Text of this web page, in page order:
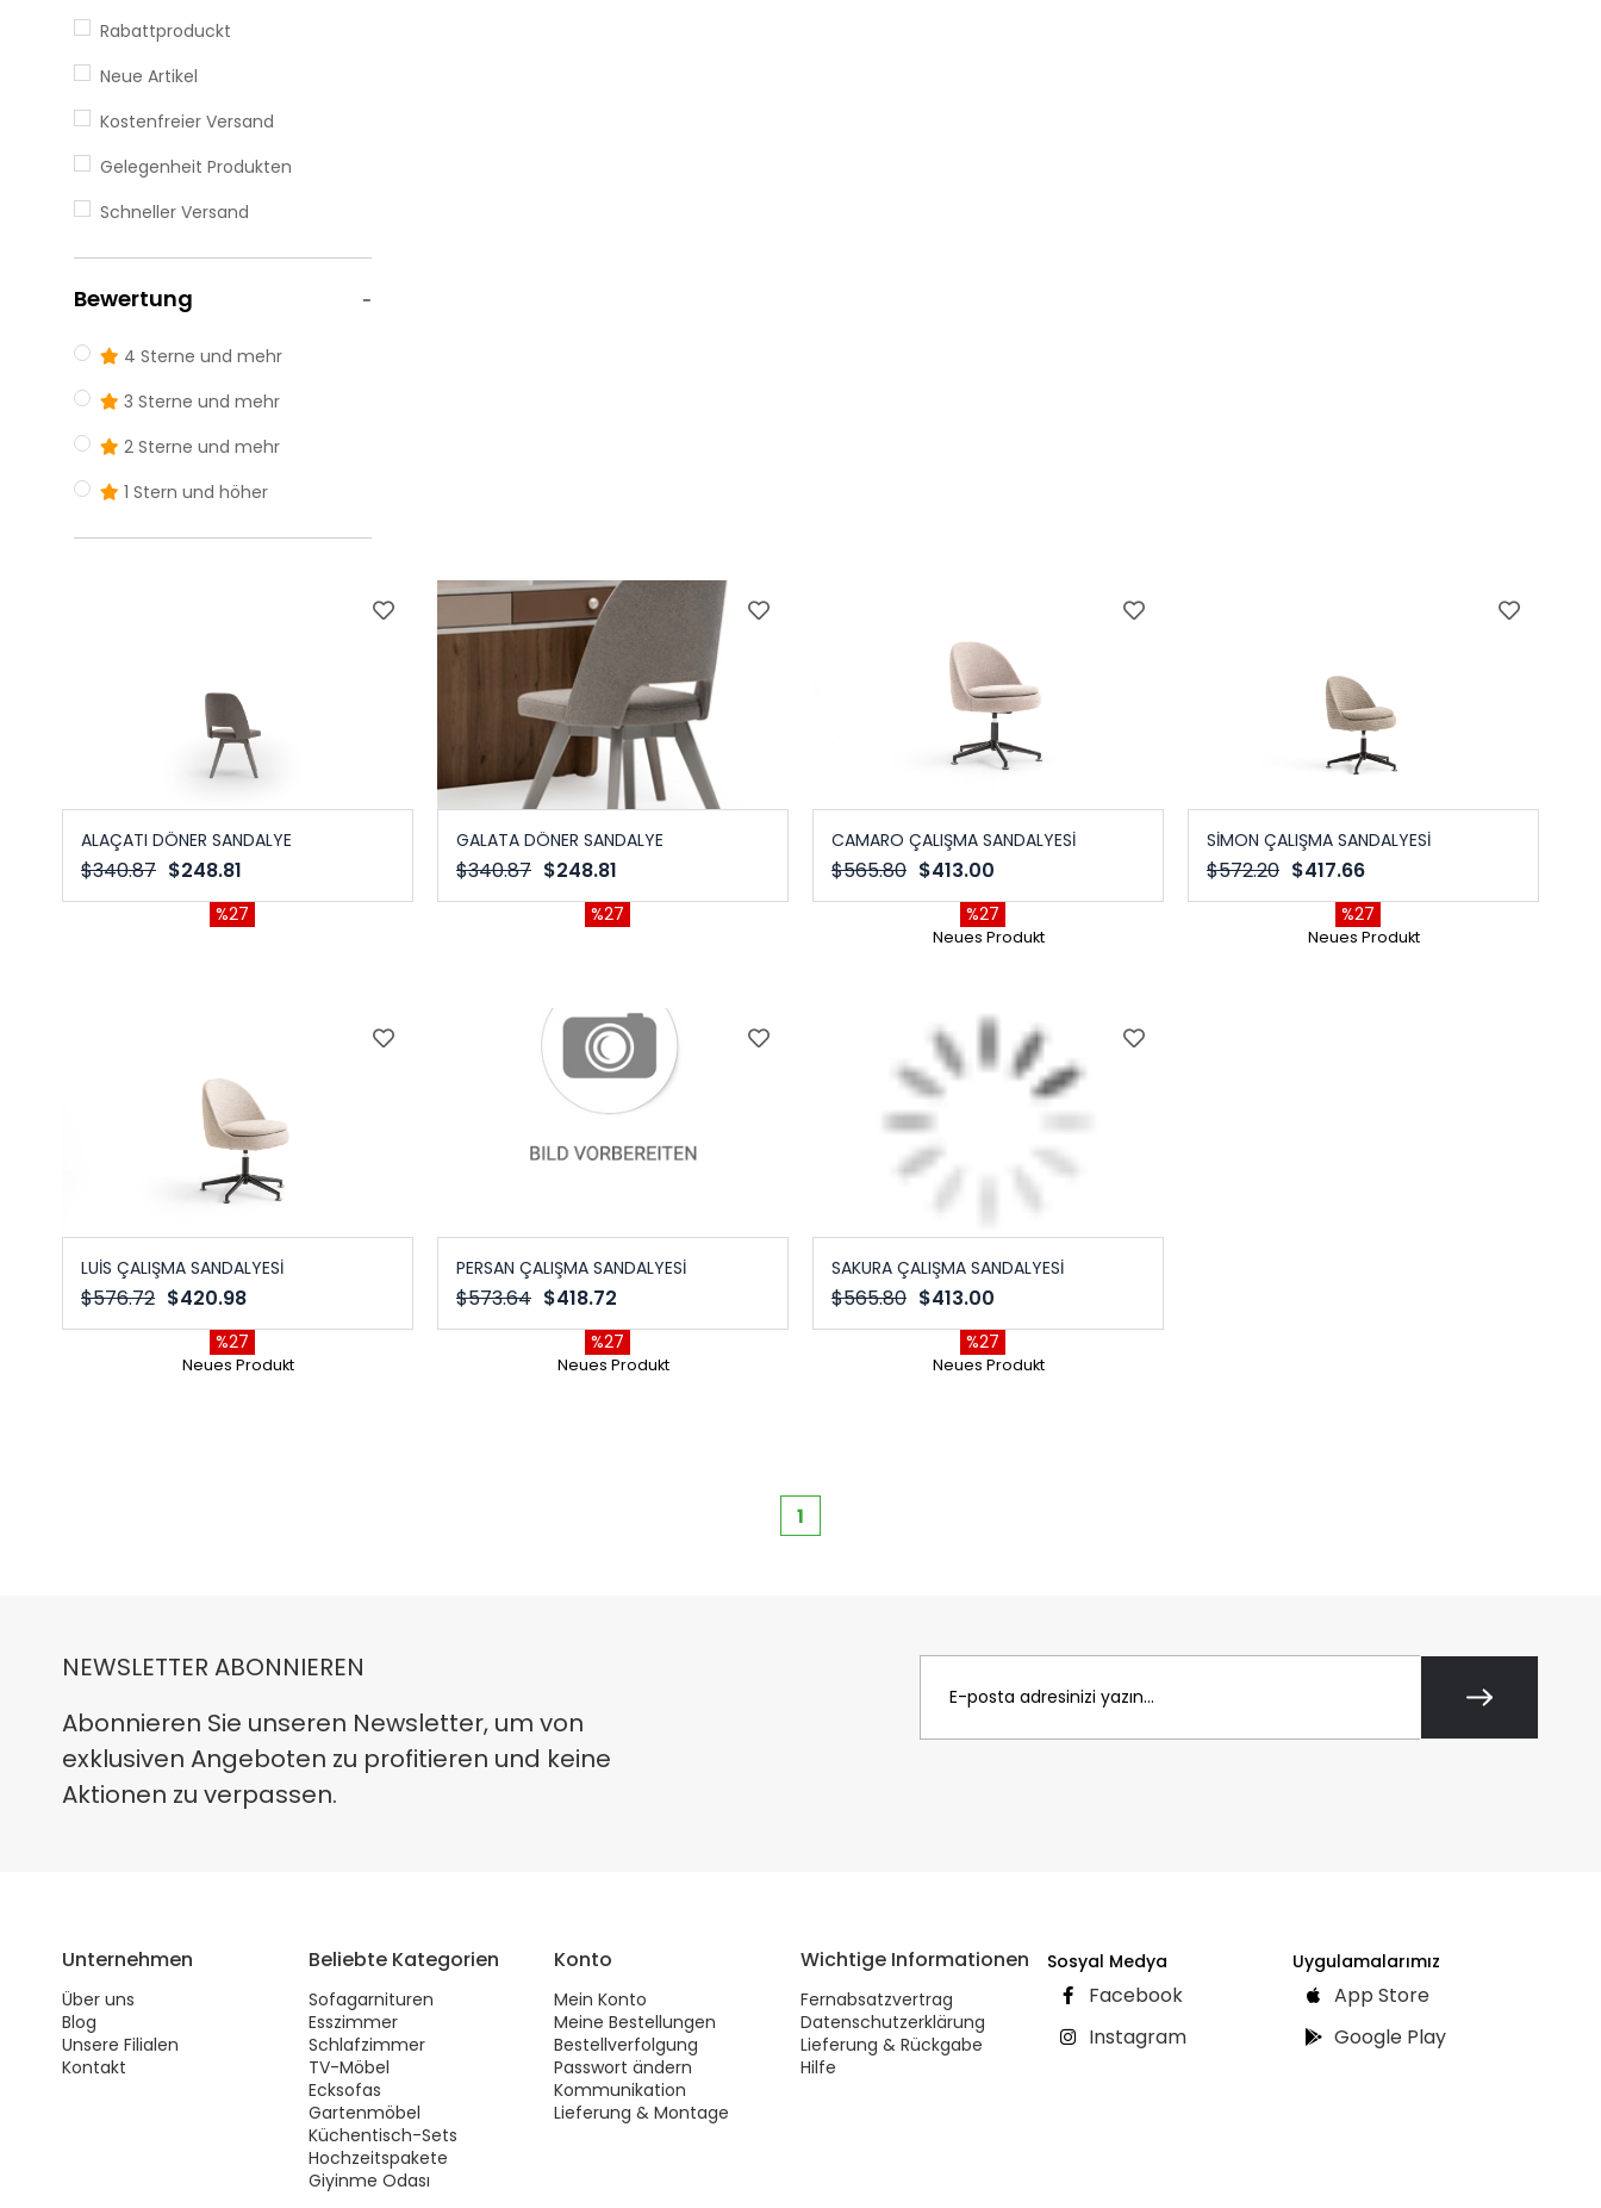
Dolap
Sürgülü Dolap
Ranza
Geniş Ranza
Rabattproduckt
Neue Artikel
Kostenfreier Versand
Gelegenheit Produkten
Schneller Versand
Bewertung
4 Sterne und mehr
3 Sterne und mehr
2 Sterne und mehr
1 Stern und höher
ALAÇATI DÖNER SANDALYE
$248.81
$340.87
%27
GALATA DÖNER SANDALYE
$248.81
$340.87
%27
CAMARO ÇALIŞMA SANDALYESİ
$413.00
$565.80
%27
Neues Produkt
SİMON ÇALIŞMA SANDALYESİ
$417.66
$572.20
%27
Neues Produkt
LUİS ÇALIŞMA SANDALYESİ
$420.98
$576.72
%27
Neues Produkt
PERSAN ÇALIŞMA SANDALYESİ
$418.72
$573.64
%27
Neues Produkt
SAKURA ÇALIŞMA SANDALYESİ
$413.00
$565.80
%27
Neues Produkt
1
NEWSLETTER ABONNIEREN
Abonnieren Sie unseren Newsletter, um von
exklusiven Angeboten zu profitieren und keine
Aktionen zu verpassen.
Unternehmen
Über uns
Blog
Unsere Filialen
Kontakt
Beliebte Kategorien
Sofagarnituren
Esszimmer
Schlafzimmer
TV-Möbel
Ecksofas
Gartenmöbel
Küchentisch-Sets
Hochzeitspakete
Giyinme Odası
Konto
Mein Konto
Meine Bestellungen
Bestellverfolgung
Passwort ändern
Kommunikation
Lieferung & Montage
Wichtige Informationen
Fernabsatzvertrag
Datenschutzerklärung
Lieferung & Rückgabe
Hilfe
Sosyal Medya
Facebook
Instagram
Uygulamalarımız
App Store
Google Play